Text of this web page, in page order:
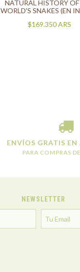
NATURAL HISTORY
WORLD'S SNAKES (EN
$169.350ARS
ENVÍOS GRATIS
PARA COMPRAS
NEWSLETTER